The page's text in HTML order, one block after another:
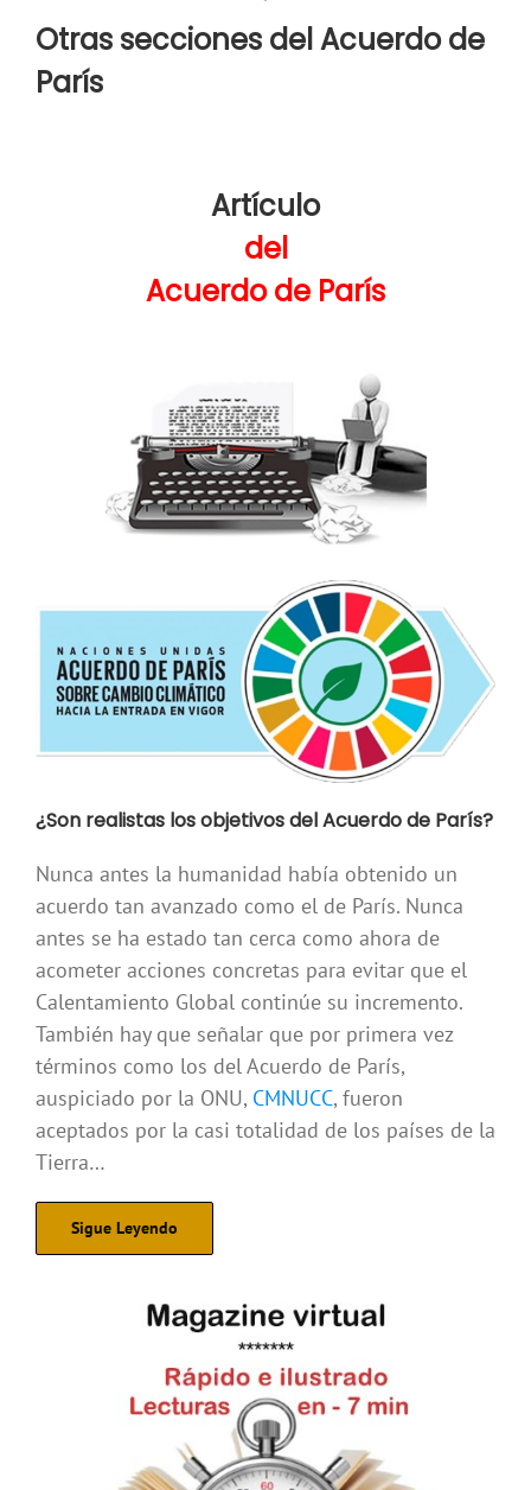
Otras secciones del Acuerdo de
París
Artículo
del
Acuerdo de París
¿Son realistas los objetivos del Acuerdo de París?
Nunca antes la humanidad había obtenido un
acuerdo tan avanzado como el de París. Nunca
antes se ha estado tan cerca como ahora de
acometer acciones concretas para evitar que el
Calentamiento Global continúe su incremento.
También hay que señalar que por primera vez
términos como los del Acuerdo de París,
auspiciado por la ONU, CMNUCC, fueron
aceptados por la casi totalidad de los países de la
Tierra…
Sigue Leyendo